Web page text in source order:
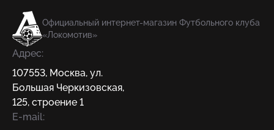
Официальный интернет-магазин Футбольного клуба
«Локомотив»
Адрес:
107553, Москва, ул.
Большая Черкизовская,
125, строение 1
E-mail: